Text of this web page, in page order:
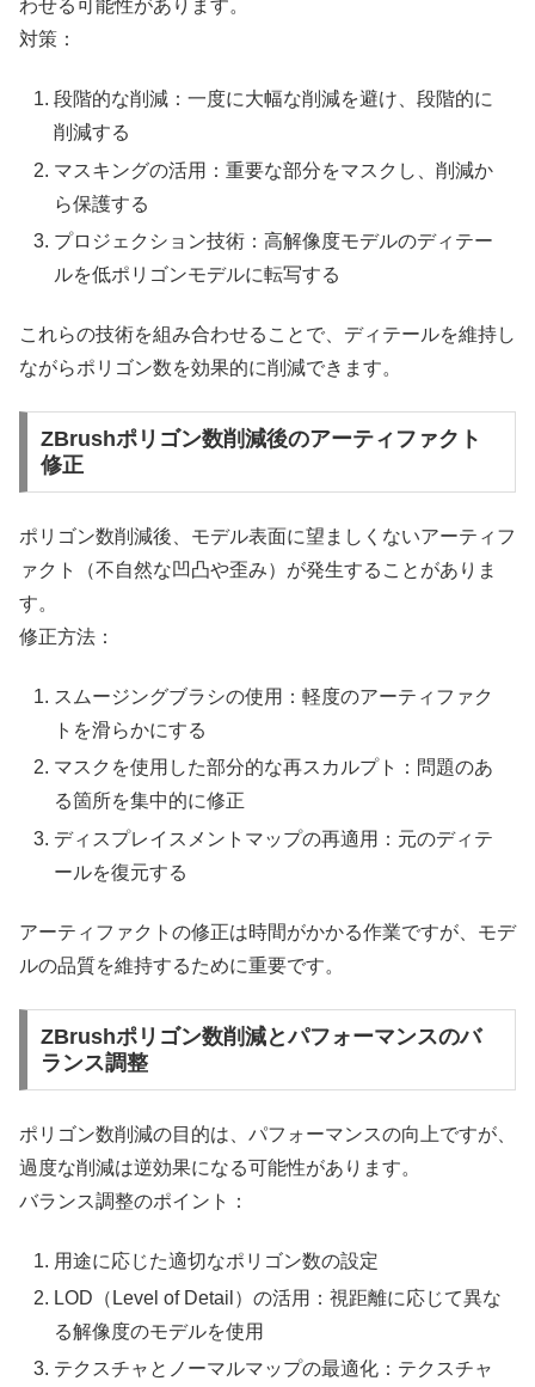
わせる可能性があります。
対策：
段階的な削減：一度に大幅な削減を避け、段階的に
削減する
マスキングの活用：重要な部分をマスクし、削減か
ら保護する
プロジェクション技術：高解像度モデルのディテー
ルを低ポリゴンモデルに転写する
これらの技術を組み合わせることで、ディテールを維持し
ながらポリゴン数を効果的に削減できます。
ZBrushポリゴン数削減後のアーティファクト
修正
ポリゴン数削減後、モデル表面に望ましくないアーティフ
ァクト（不自然な凹凸や歪み）が発生することがありま
す。
修正方法：
スムージングブラシの使用：軽度のアーティファク
トを滑らかにする
マスクを使用した部分的な再スカルプト：問題のあ
る箇所を集中的に修正
ディスプレイスメントマップの再適用：元のディテ
ールを復元する
アーティファクトの修正は時間がかかる作業ですが、モデ
ルの品質を維持するために重要です。
ZBrushポリゴン数削減とパフォーマンスのバ
ランス調整
ポリゴン数削減の目的は、パフォーマンスの向上ですが、
過度な削減は逆効果になる可能性があります。
バランス調整のポイント：
用途に応じた適切なポリゴン数の設定
LOD（Level of Detail）の活用：視距離に応じて異な
る解像度のモデルを使用
テクスチャとノーマルマップの最適化：テクスチャ